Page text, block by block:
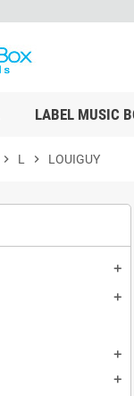
LABEL MUSIC
chevron_right L chevron_right LOUIGUY
add
add
add
add